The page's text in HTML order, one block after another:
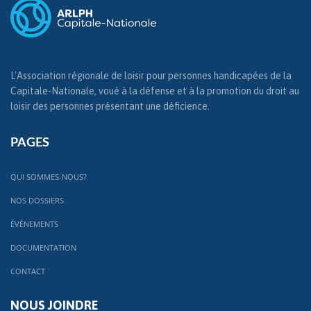
L'Association régionale de loisir pour personnes handicapées de la
Capitale-Nationale, voué à la défense et à la promotion du droit au
loisir des personnes présentant une déficience.
PAGES
QUI SOMMES-NOUS?
NOS DOSSIERS
ÉVÉNEMENTS
DOCUMENTATION
CONTACT
NOUS JOINDRE